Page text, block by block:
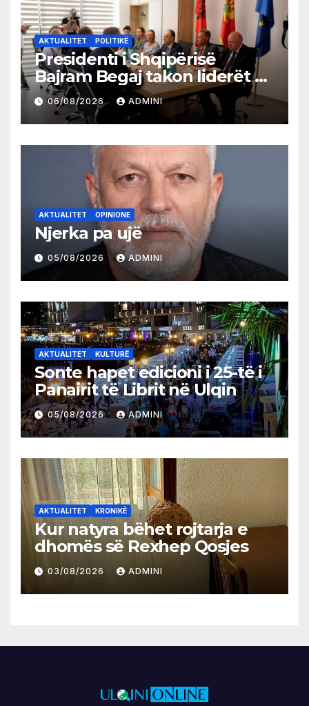
AKTUALITET POLITIKË
Presidenti i Shqipërisë
Bajram Begaj takon liderët e
partive shqiptare në Ulqin
06/08/2026 ADMINI
AKTUALITET OPINIONE
Njerka pa ujë
05/08/2026 ADMINI
AKTUALITET KULTURË
Sonte hapet edicioni i 25-të i
Panairit të Librit në Ulqin
05/08/2026 ADMINI
AKTUALITET KRONIKË
Kur natyra bëhet rojtarja e
dhomës së Rexhep Qosjes
03/08/2026 ADMINI